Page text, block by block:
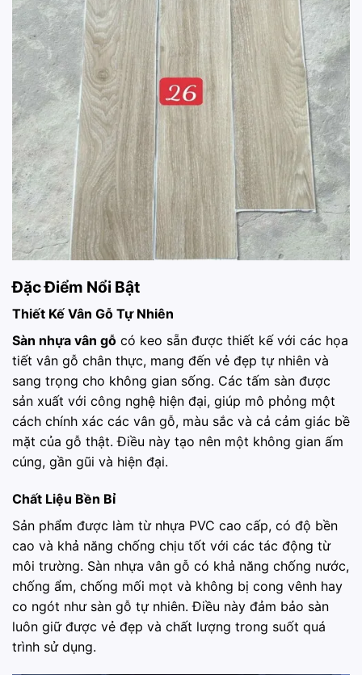
Đặc Điểm Nổi Bật
Thiết Kế Vân Gỗ Tự Nhiên
Sàn nhựa vân gỗ có keo sẵn được thiết kế với các họa
tiết vân gỗ chân thực, mang đến vẻ đẹp tự nhiên và
sang trọng cho không gian sống. Các tấm sàn được
sản xuất với công nghệ hiện đại, giúp mô phỏng một
cách chính xác các vân gỗ, màu sắc và cả cảm giác bề
mặt của gỗ thật. Điều này tạo nên một không gian ấm
cúng, gần gũi và hiện đại.
Chất Liệu Bền Bỉ
Sản phẩm được làm từ nhựa PVC cao cấp, có độ bền
cao và khả năng chống chịu tốt với các tác động từ
môi trường. Sàn nhựa vân gỗ có khả năng chống nước,
chống ẩm, chống mối mọt và không bị cong vênh hay
co ngót như sàn gỗ tự nhiên. Điều này đảm bảo sàn
luôn giữ được vẻ đẹp và chất lượng trong suốt quá
trình sử dụng.